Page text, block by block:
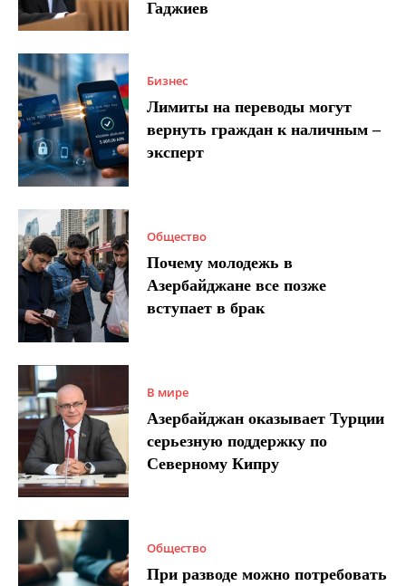
Гаджиев
Бизнес
Лимиты на переводы могут
вернуть граждан к наличным –
эксперт
Общество
Почему молодежь в
Азербайджане все позже
вступает в брак
В мире
Азербайджан оказывает Турции
серьезную поддержку по
Северному Кипру
Общество
При разводе можно потребовать